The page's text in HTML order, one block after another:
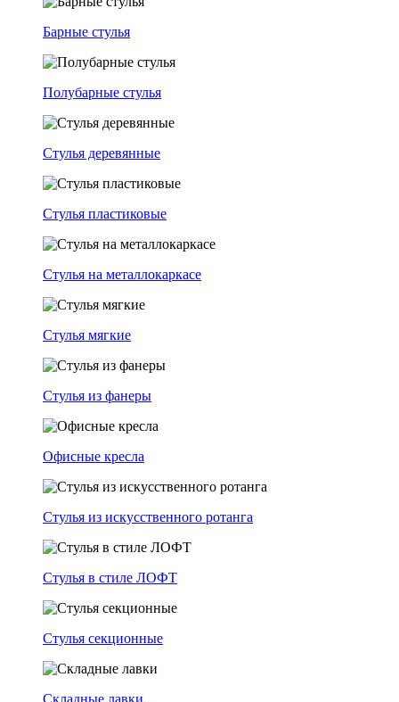
Барные стулья
Полубарные стулья
Стулья деревянные
Стулья пластиковые
Стулья на металлокаркасе
Стулья мягкие
Стулья из фанеры
Офисные кресла
Стулья из искусственного ротанга
Стулья в стиле ЛОФТ
Стулья секционные
Складные лавки